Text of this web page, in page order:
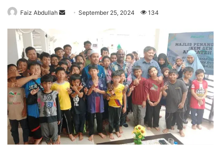
Faiz Abdullah
d
a
n
e
m
a
i
l
September 25, 2024 134